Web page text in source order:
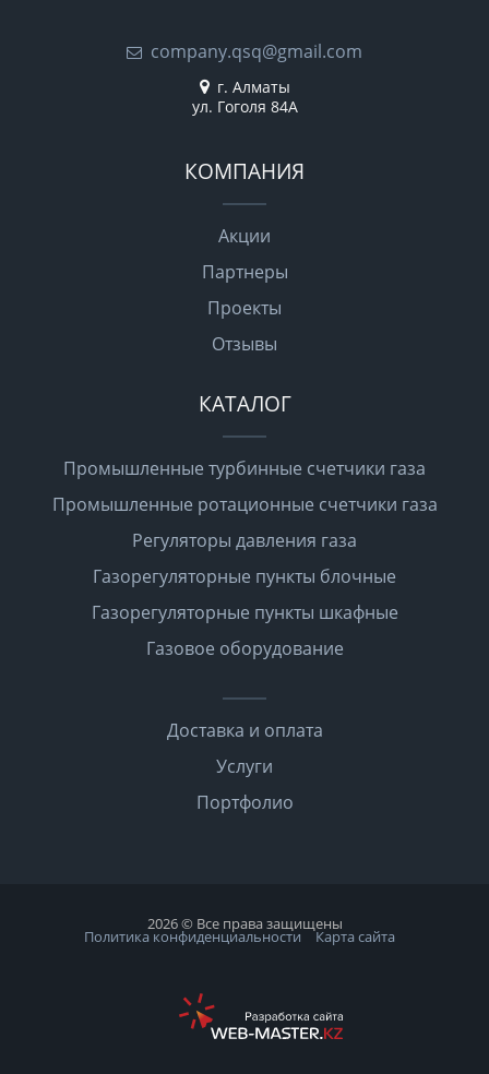
company.qsq@gmail.com
г. Алматы
ул. Гоголя 84А
КОМПАНИЯ
Акции
Партнеры
Проекты
Отзывы
КАТАЛОГ
Промышленные турбинные счетчики газа
Промышленные ротационные счетчики газа
Регуляторы давления газа
Газорегуляторные пункты блочные
Газорегуляторные пункты шкафные
Газовое оборудование
Доставка и оплата
Услуги
Портфолио
2026 © Все права защищены
Политика конфиденциальности Карта сайта